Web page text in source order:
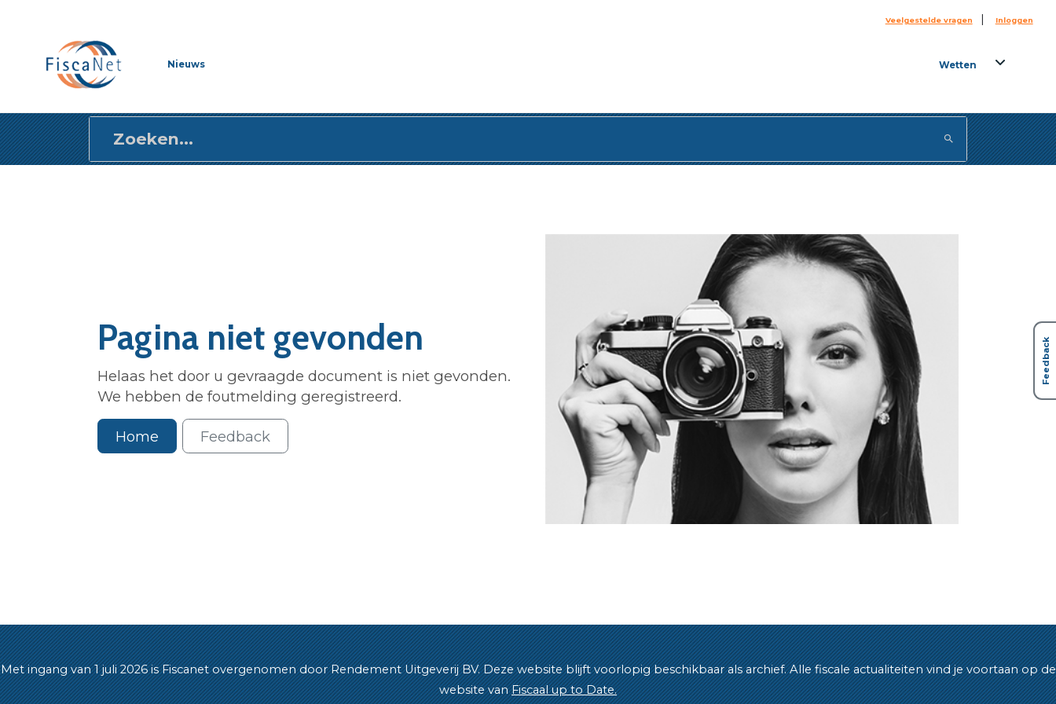
content
gaan
Veelgestelde vragen | Inloggen
Nieuws Wetten
Feedback
Pagina niet gevonden
Helaas het door u gevraagde document is niet gevonden.
We hebben de foutmelding geregistreerd.
Home Feedback
Met ingang van 1 juli 2026 is Fiscanet overgenomen door Rendement Uitgeverij BV. Deze website blijft voorlopig beschikbaar als archief. Alle fiscale actualiteiten vind je voortaan op de
website vanFiscaal up to Date.